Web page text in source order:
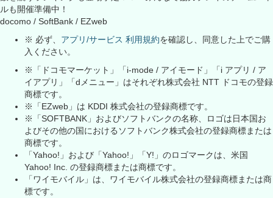
ルも開催準備中！
docomo / SoftBank / EZweb
※ 必ず、 アプリ/サービス 利用規約を確認し、同意した上でご購
入ください。
※「ドコモマーケット」「i-mode / アイモード」「i アプリ / ア
イアプリ」「dメニュー」はそれぞれ株式会社 NTT ドコモの登録
商標です。
※「EZweb」は KDDI 株式会社の登録商標です。
※「SOFTBANK」およびソフトバンクの名称、ロゴは日本国お
よびその他の国におけるソフトバンク株式会社の登録商標または
商標です。
「Yahoo!」および「Yahoo!」「Y!」のロゴマークは、米国
Yahoo! Inc. の登録商標または商標です。
「ワイモバイル」は、ワイモバイル株式会社の登録商標または商
標です。